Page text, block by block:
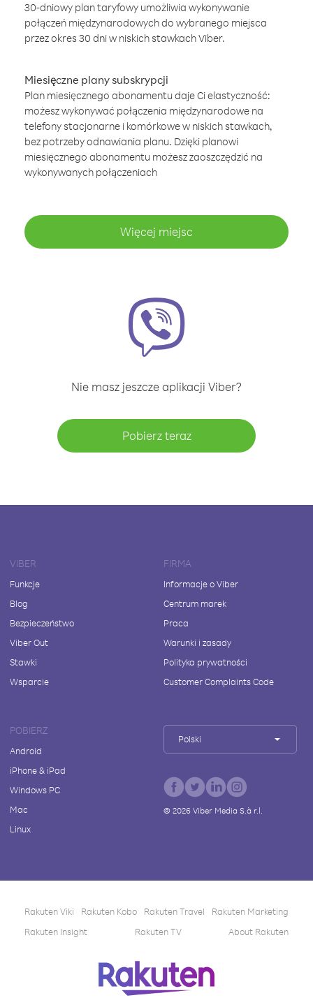
30-dniowy plan taryfowy umożliwia wykonywanie
połączeń międzynarodowych do wybranego miejsca
przez okres 30 dni w niskich stawkach Viber.
Miesięczne plany subskrypcji
Plan miesięcznego abonamentu daje Ci elastyczność:
możesz wykonywać połączenia międzynarodowe na
telefony stacjonarne i komórkowe w niskich stawkach,
bez potrzeby odnawiania planu. Dzięki planowi
miesięcznego abonamentu możesz zaoszczędzić na
wykonywanych połączeniach
Więcej miejsc
Nie masz jeszcze aplikacji Viber?
Pobierz teraz
VIBER
Funkcje
Blog
Bezpieczeństwo
Viber Out
Stawki
Wsparcie
FIRMA
Informacje o Viber
Centrum marek
Praca
Warunki i zasady
Polityka prywatności
Customer Complaints Code
POBIERZ
Android
iPhone & iPad
Windows PC
Mac
Linux
Polski
© 2026Viber Media S.à r.l.
Rakuten Viki Rakuten Kobo Rakuten Travel
Rakuten Marketing
Rakuten Insight
Rakuten TV About Rakuten